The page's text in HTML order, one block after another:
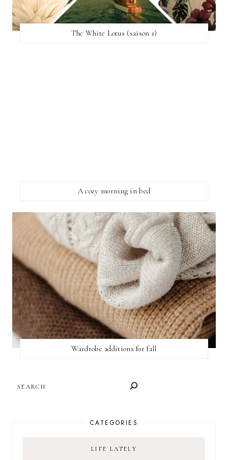
The White Lotus (saison 1)
A cozy morning in bed
Wardrobe additions for fall
CATEGORIES
LIFE LATELY